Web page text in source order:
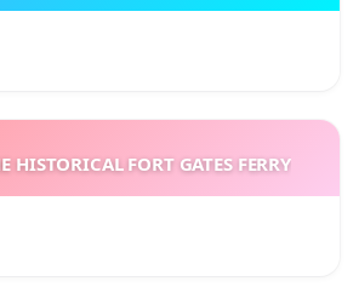
HISTORICAL FORT GATES FERRY